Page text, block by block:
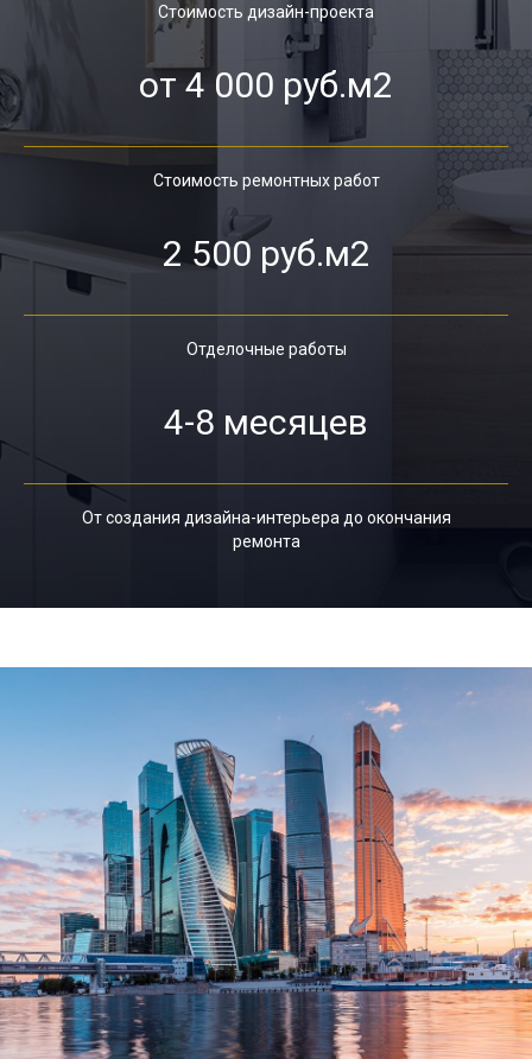
Стоимость дизайн-проекта
от 4 000 руб.м2
Стоимость ремонтных работ
2 500 руб.м2
Отделочные работы
4-8 месяцев
От создания дизайна-интерьера до окончания
ремонта